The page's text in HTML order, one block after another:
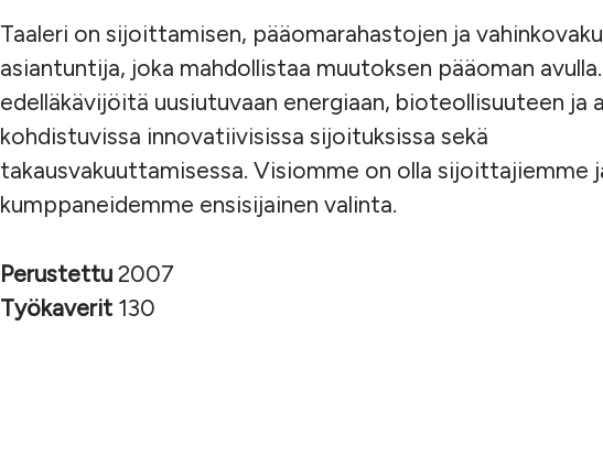
Taaleri on sijoittamisen, pääomarahastojen ja
asiantuntija, joka mahdollistaa muutoksen pääoman
edelläkävijöitä uusiutuvaan energiaan, bioteollisuuteen ja
kohdistuvissa innovatiivisissa sijoituksissa sekä
takausvakuuttamisessa. Visiomme on olla sijoittajiemme
kumppaneidemme ensisijainen valinta.
Perustettu 2007
Työkaverit 130